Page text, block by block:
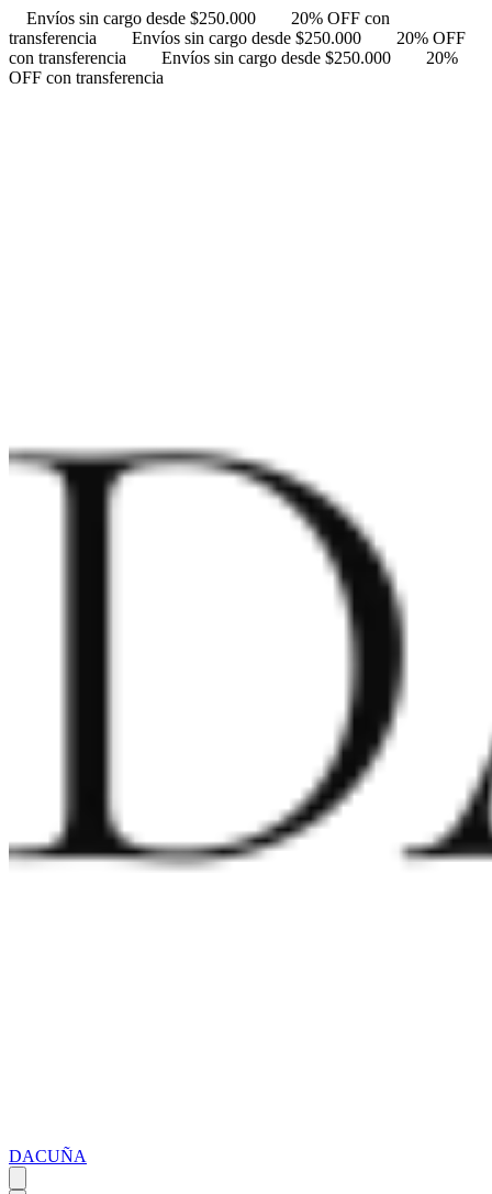
Envíos sin cargo desde $250.000
20% OFF con
transferencia
Envíos sin cargo desde $250.000
20% OFF
con transferencia
Envíos sin cargo desde $250.000
20%
OFF con transferencia
DACUÑA